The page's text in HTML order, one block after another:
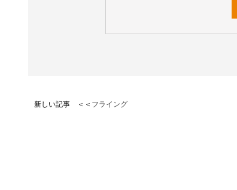
新しい記事 ＜＜ フライング